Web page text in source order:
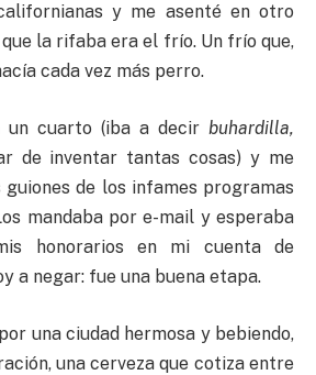
y me asenté en otro
la rifaba era el frío. Un frío que,
cada vez más perro.
un cuarto (iba a decir buhardilla,
de inventar tantas cosas) y me
de los infames programas
mandaba por e-mail y esperaba
honorarios en mi cuenta de
a negar: fue una buena etapa.
una ciudad hermosa y bebiendo,
una cerveza que cotiza entre